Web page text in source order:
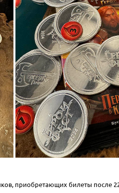
приобретающих билеты после